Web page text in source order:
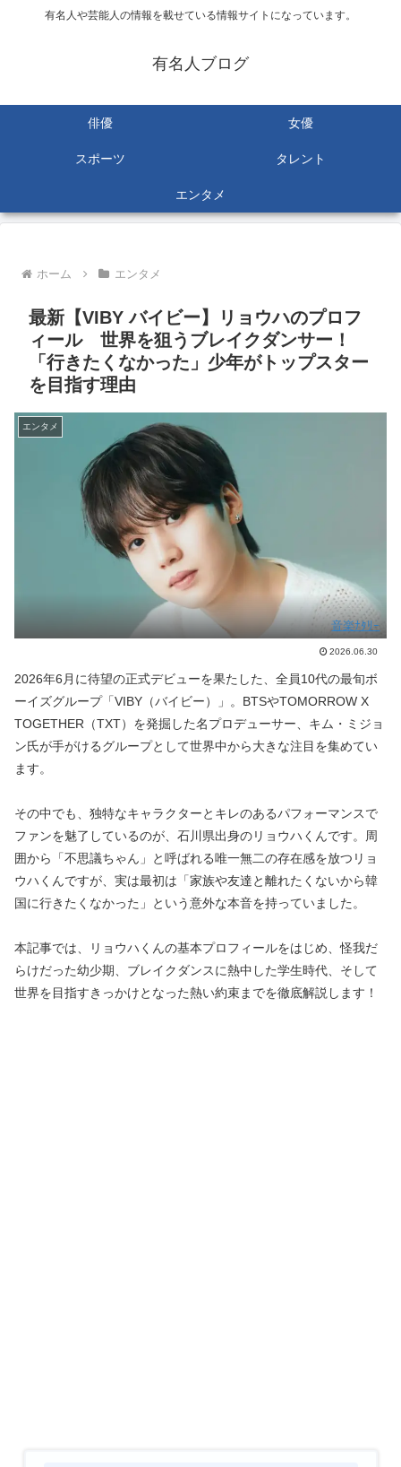
有名人や芸能人の情報を載せている情報サイトになっています。
有名人ブログ
俳優 女優
スポーツ タレント
エンタメ
ホーム エンタメ
最新【VIBY バイビー】リョウハのプロフ
ィール 世界を狙うブレイクダンサー！
「行きたくなかった」少年がトップスター
を目指す理由
エンタメ
音楽ﾅﾀﾘｰ
2026.06.30
2026年6月に待望の正式デビューを果たした、全員10代の最旬ボ
ーイズグループ「VIBY（バイビー）」。BTSやTOMORROW X
TOGETHER（TXT）を発掘した名プロデューサー、キム・ミジョ
ン氏が手がけるグループとして世界中から大きな注目を集めてい
ます。
その中でも、独特なキャラクターとキレのあるパフォーマンスで
ファンを魅了しているのが、石川県出身のリョウハくんです。周
囲から「不思議ちゃん」と呼ばれる唯一無二の存在感を放つリョ
ウハくんですが、実は最初は「家族や友達と離れたくないから韓
国に行きたくなかった」という意外な本音を持っていました。
本記事では、リョウハくんの基本プロフィールをはじめ、怪我だ
らけだった幼少期、ブレイクダンスに熱中した学生時代、そして
世界を目指すきっかけとなった熱い約束までを徹底解説します！